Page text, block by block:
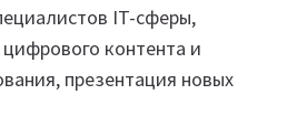
IT-сферы,
контента и
презентация новых